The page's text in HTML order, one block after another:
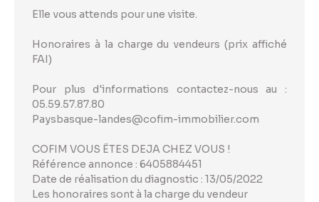
Elle vous attends pour une visite.
Honoraires à la charge du vendeurs (prix affiché
FAI)
Pour plus d'informations contactez-nous au :
05.59.57.87.80
Paysbasque-landes@cofim-immobilier.com
COFIM VOUS ËTES DEJA CHEZ VOUS !
Référence annonce : 6405884451
Date de réalisation du diagnostic : 13/05/2022
Les honoraires sont à la charge du vendeur